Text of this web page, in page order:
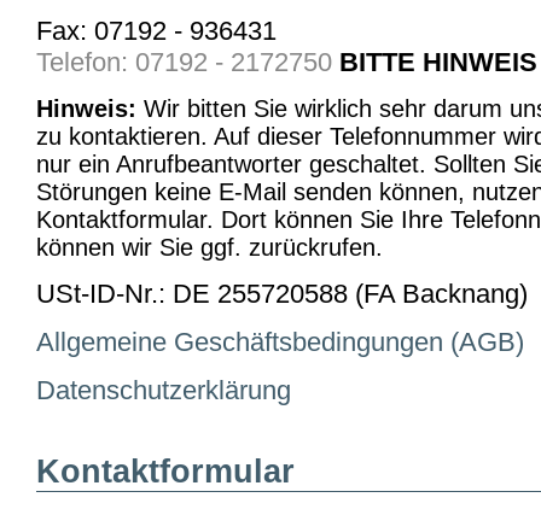
Fax: 07192 - 936431
Telefon: 07192 - 2172750 BITTE
Hinweis: Wir bitten Sie wirklich sehr darum
zu kontaktieren. Auf dieser Telefonnummer
nur ein Anrufbeantworter geschaltet. Sollten
Störungen keine E-Mail senden können,
Kontaktformular. Dort können Sie Ihre
können wir Sie ggf. zurückrufen.
USt-ID-Nr.: DE 255720588 (FA Backnang)
Allgemeine Geschäftsbedingungen (AGB)
Datenschutzerklärung
Kontaktformular